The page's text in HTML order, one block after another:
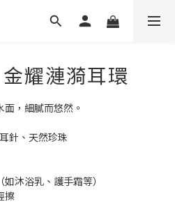
金耀漣漪耳環
，細膩而悠然。
針、天然珍珠
沐浴乳、護手霜等）
擦